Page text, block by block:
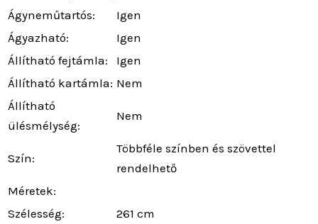
Ágyneműtartós:
Igen
Ágyazható:
Igen
Állítható fejtámla:
Igen
Állítható kartámla: Nem
Állítható
ülésmélység:
Nem
Szín:
Többféle színben és szövettel
rendelhető
Méretek:
Szélesség:
261 cm